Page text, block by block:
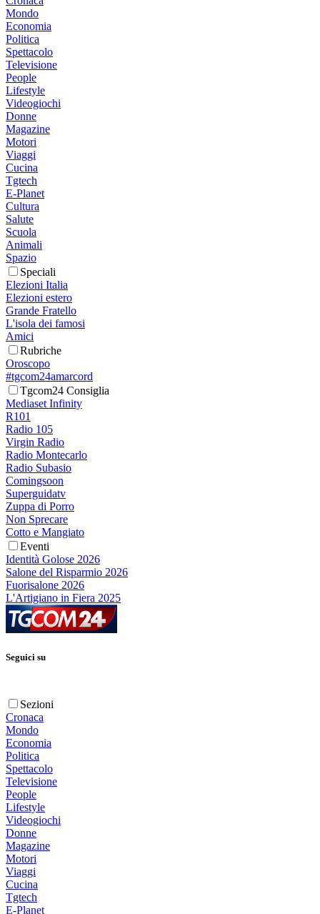
Mondo
Economia
Politica
Spettacolo
Televisione
People
Lifestyle
Videogiochi
Donne
Magazine
Motori
Viaggi
Cucina
Tgtech
E-Planet
Cultura
Salute
Scuola
Animali
Spazio
Speciali
Elezioni Italia
Elezioni estero
Grande Fratello
L'isola dei famosi
Amici
Rubriche
Oroscopo
#tgcom24amarcord
Tgcom24 Consiglia
Mediaset Infinity
R101
Radio 105
Virgin Radio
Radio Montecarlo
Radio Subasio
Comingsoon
Superguidatv
Zuppa di Porro
Non Sprecare
Cotto e Mangiato
Eventi
Identità Golose 2026
Salone del Risparmio 2026
Fuorisalone 2026
L'Artigiano in Fiera 2025
Seguici su
Sezioni
Cronaca
Mondo
Economia
Politica
Spettacolo
Televisione
People
Lifestyle
Videogiochi
Donne
Magazine
Motori
Viaggi
Cucina
Tgtech
E-Planet